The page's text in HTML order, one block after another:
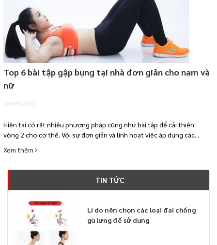
Top 6 bài tập gập bụng tại nhà đơn giản cho nam và
nữ
16/09/2021
Hiện tại có rất nhiều phương pháp cũng như bài tập để cải thiện
vòng 2 cho cơ thể. Với sự đơn giản và linh hoạt việc áp dụng các...
Xem thêm
TIN TỨC
Lí do nên chọn các loại đai chống
gù lưng để sử dụng